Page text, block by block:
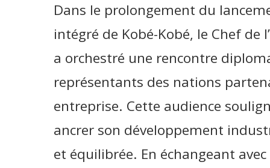
Dans le prolongement du
intégré de Kobé-Kobé, le Chef de
a orchestré une rencontre
représentants des nations
entreprise. Cette audience
ancrer son développement
et équilibrée. En échangeant